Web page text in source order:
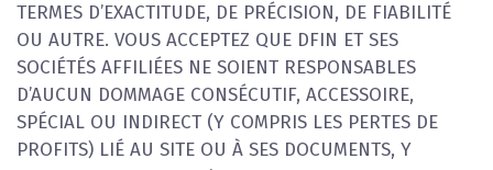
TERMES D’EXACTITUDE, DE PRÉCISION, DE FIABILITÉ
OU AUTRE. VOUS ACCEPTEZ QUE DFIN ET SES
SOCIÉTÉS AFFILIÉES NE SOIENT RESPONSABLES
D’AUCUN DOMMAGE CONSÉCUTIF, ACCESSOIRE,
SPÉCIAL OU INDIRECT (Y COMPRIS LES PERTES DE
PROFITS) LIÉ AU SITE OU À SES DOCUMENTS, Y